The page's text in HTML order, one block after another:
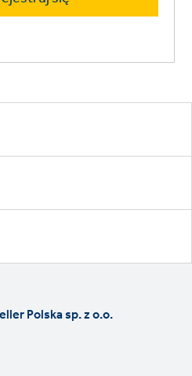
Polska sp. z o.o.